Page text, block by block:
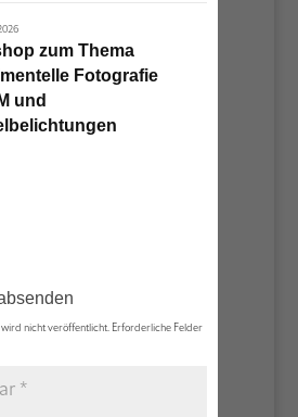
zum Thema
Fotografie
und
wird nicht veröffentlicht. Erforderliche Felder